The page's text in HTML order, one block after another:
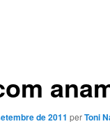
de 2011 perToni